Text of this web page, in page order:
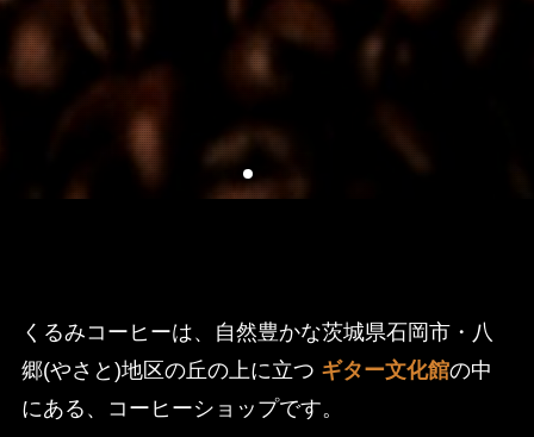
くるみコーヒーは、自然豊かな茨城県石岡市・八
郷(やさと)地区の丘の上に立つ ギター文化館の中
にある、コーヒーショップです。